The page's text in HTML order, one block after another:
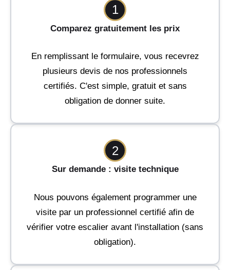
1
Comparez gratuitement les prix
En remplissant le formulaire, vous recevrez
plusieurs devis de nos professionnels
certifiés. C'est simple, gratuit et sans
obligation de donner suite.
2
Sur demande : visite technique
Nous pouvons également programmer une
visite par un professionnel certifié afin de
vérifier votre escalier avant l'installation (sans
obligation).